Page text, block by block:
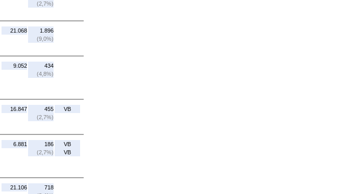
(2,7%)
21.068
1.896
(9,0%)
9.052
434
(4,8%)
16.847
455
(2,7%)
VB
6.881
186
(2,7%)
VB
VB
21.106
718